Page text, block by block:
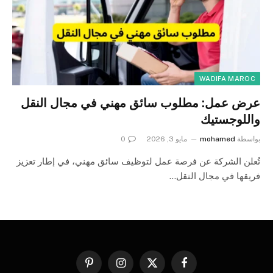
WADIFA MAROC
عرض عمل: مطلوب سائق مهني في مجال النقل
واللوجستيك
بواسطة mohamed مايو 3, 2026 0
تُعلن الشركة عن فرصة عمل لتوظيف سائق مهني، في إطار تعزيز
فريقها في مجال النقل…
فيسبوك X الانستغرامبينتيريست